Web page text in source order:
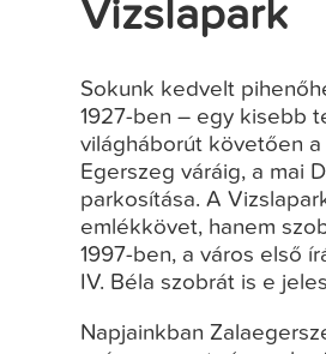
Vizslapark
Sokunk kedvelt
1927-ben – egy kisebb
világháborút követően
Egerszeg váráig, a mai
parkosítása. A
emlékkövet, hanem
1997-ben, a város első
IV. Béla szobrát is e
Napjainkban